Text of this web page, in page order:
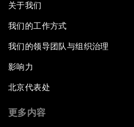
关于我们
我们的工作方式
我们的领导团队与组织治理
影响力
北京代表处
更多内容